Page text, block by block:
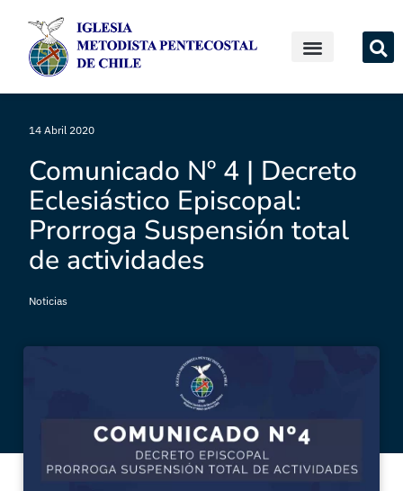
14 Abril 2020
Comunicado Nº 4 | Decreto
Eclesiástico Episcopal:
Prorroga Suspensión total
de actividades
Noticias